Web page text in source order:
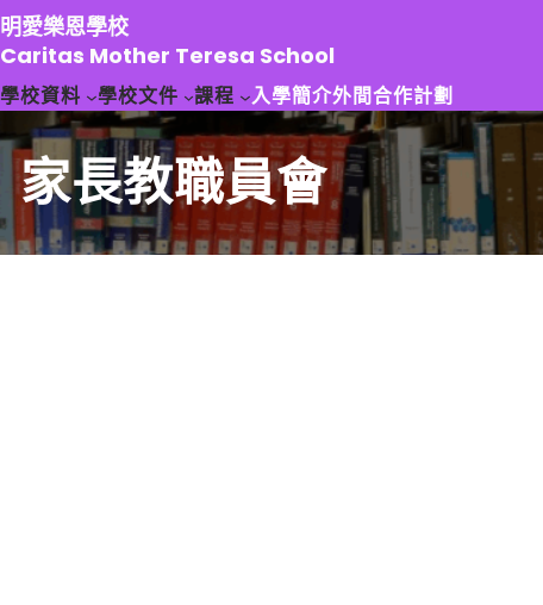
跳
至
主
要
容
明愛樂恩學校
Caritas Mother Teresa School
學校資料 學校文件 課程 入學簡介外間合作計劃
家長教職員會